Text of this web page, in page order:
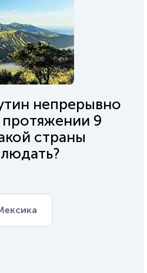
непрерывно
протяжении 9
страны